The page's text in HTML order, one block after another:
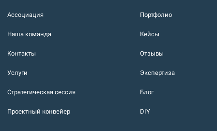
Ассоциация
Наша команда
Контакты
Услуги
Стратегическая сессия
Проектный конвейер
Портфолио
Кейсы
Отзывы
Экспертиза
Блог
DIY